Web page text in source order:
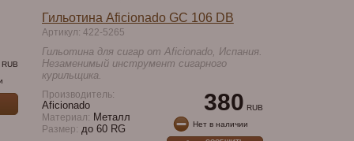
Гильотина Aficionado GC 106 DB
Артикул: 422-5265
Гильотина для сигар от Aficionado, Испания.
Незаменимый инструмент сигарного
курильщика.
Производитель:
Aficionado
Материал: Металл
Размер: до 60 RG
380 RUB
Нет в наличии